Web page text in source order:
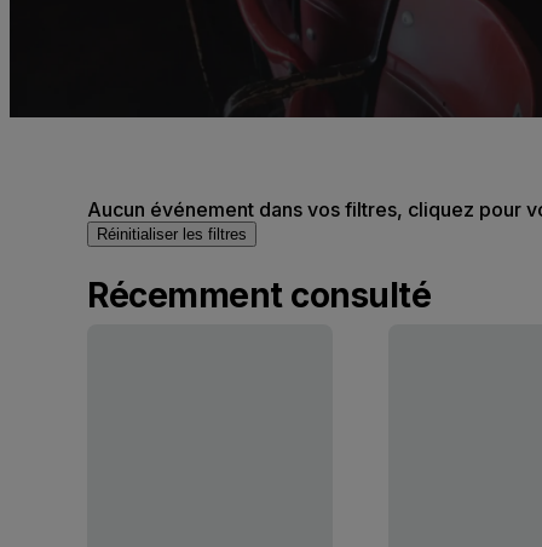
Aucun événement dans vos filtres, cliquez pour
Réinitialiser les filtres
Récemment consulté